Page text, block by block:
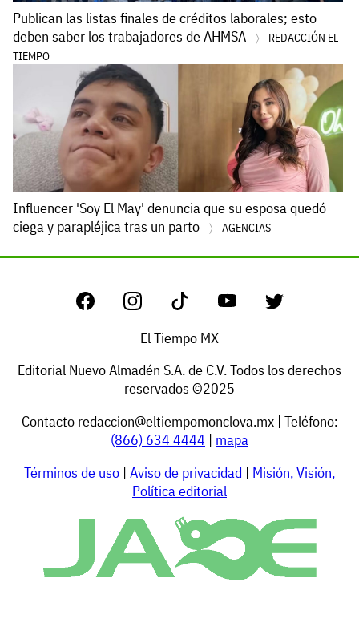
Publican las listas finales de créditos laborales; esto
deben saber los trabajadores de AHMSA
REDACCIÓN EL
TIEMPO
Influencer 'Soy El May' denuncia que su esposa quedó
ciega y parapléjica tras un parto
AGENCIAS
El Tiempo MX
Editorial Nuevo Almadén S.A. de C.V. Todos los derechos
reservados ©2025
Contacto redaccion@eltiempomonclova.mx| Teléfono:
(866) 634 4444 | mapa
Términos de uso | Aviso de privacidad | Misión, Visión,
Política editorial